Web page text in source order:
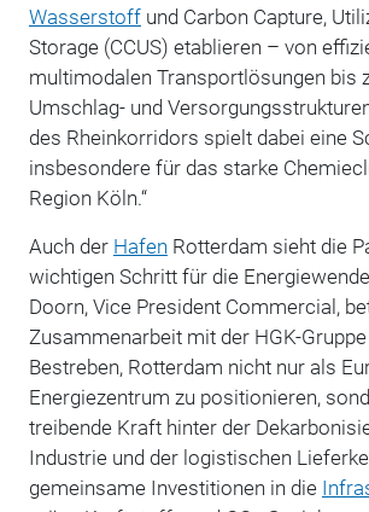
Wasserstoffund Carbon Capture,
Storage (CCUS) etablieren – von
multimodalen Transportlösungen bis
Umschlag- und
des Rheinkorridors spielt dabei eine
insbesondere für das starke
Region Köln.“
Auch der Hafen Rotterdam sieht die
wichtigen Schritt für die
Doorn, Vice President Commercial,
Zusammenarbeit mit der HGK-
Bestreben, Rotterdam nicht nur als
Energiezentrum zu positionieren,
treibende Kraft hinter der
Industrie und der logistischen
gemeinsame Investitionen in die